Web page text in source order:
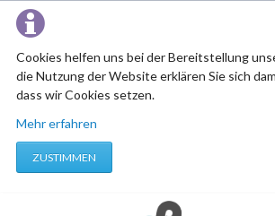
Cookies helfen uns bei der Bereitstellung
die Nutzung der Website erklären Sie sich
dass wir Cookies setzen.
Mehr erfahren
ZUSTIMMEN